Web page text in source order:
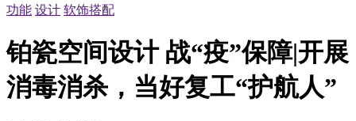
功能 设计 软饰搭配
铂瓷空间设计 战“疫”保障|开展
消毒消杀，当好复工“护航人”